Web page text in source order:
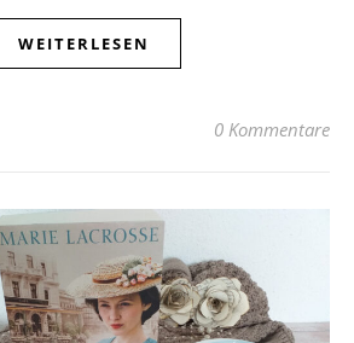
WEITERLESEN
0 Kommentare